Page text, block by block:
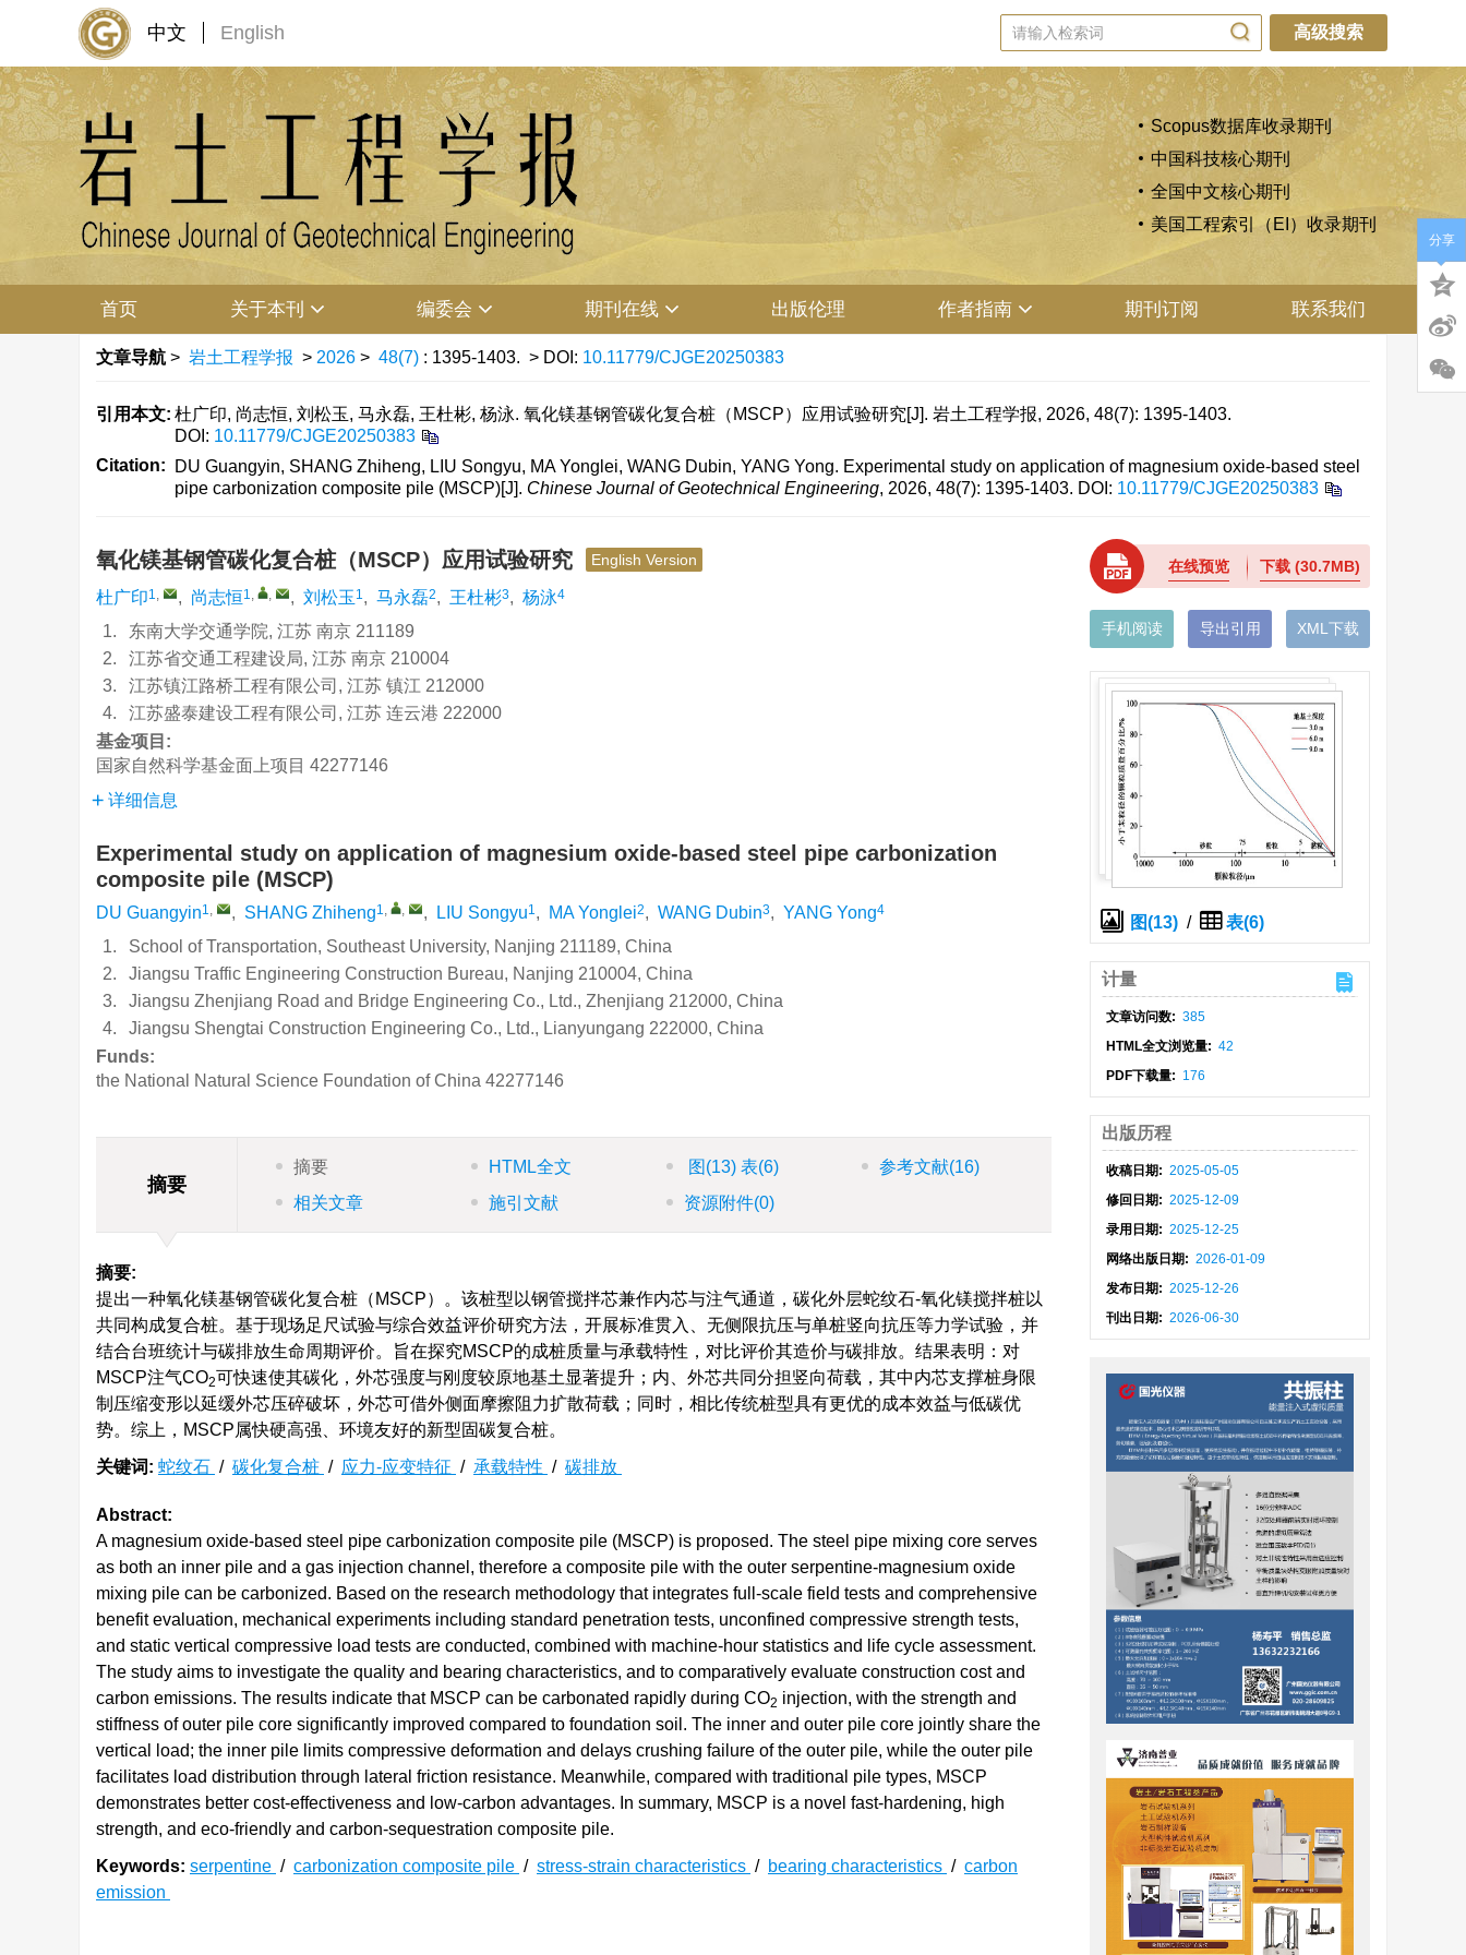
中文 English 高级搜索
Scopus数据库收录期刊
中国科技核心期刊
全国中文核心期刊
美国工程索引（EI）收录期刊
首页 关于本刊 编委会 期刊在线 出版伦理 作者指南 期刊订阅 联系我们
文章导航 > 岩土工程学报 > 2026 > 48(7) : 1395-1403. > DOI: 10.11779/CJGE20250383
引用本文: 杜广印, 尚志恒, 刘松玉, 马永磊, 王杜彬, 杨泳. 氧化镁基钢管碳化复合桩（MSCP）应用试验研究[J]. 岩土工程学报, 2026, 48(7): 1395-1403.
DOI: 10.11779/CJGE20250383
Citation:
DU Guangyin, SHANG Zhiheng, LIU Songyu, MA Yonglei, WANG Dubin, YANG Yong. Experimental study on application of magnesium oxide-based steel
pipe carbonization composite pile (MSCP)[J]. Chinese Journal of Geotechnical Engineering, 2026, 48(7): 1395-1403. DOI: 10.11779/CJGE20250383
氧化镁基钢管碳化复合桩（MSCP）应用试验研究 English Version
杜广印1, , 尚志恒1, , , 刘松玉 1, 马永磊2, 王杜彬3, 杨泳4
1.
东南大学交通学院, 江苏 南京 211189
2.
江苏省交通工程建设局, 江苏 南京 210004
3.
江苏镇江路桥工程有限公司, 江苏 镇江 212000
4.
江苏盛泰建设工程有限公司, 江苏 连云港 222000
基金项目:
国家自然科学基金面上项目 42277146
详细信息
Experimental study on application of magnesium oxide-based steel pipe carbonization
composite pile (MSCP)
DU Guangyin1, , SHANG Zhiheng1, , , LIU Songyu1, MA Yonglei2, WANG Dubin3, YANG Yong4
1.
School of Transportation, Southeast University, Nanjing 211189, China
2.
Jiangsu Traffic Engineering Construction Bureau, Nanjing 210004, China
3.
Jiangsu Zhenjiang Road and Bridge Engineering Co., Ltd., Zhenjiang 212000, China
4.
Jiangsu Shengtai Construction Engineering Co., Ltd., Lianyungang 222000, China
Funds:
the National Natural Science Foundation of China 42277146
摘要
摘要 HTML全文 图 (13) 表(6) 参考文献(16)
相关文章
施引文献 资源附件(0)
摘要:
提出一种氧化镁基钢管碳化复合桩（MSCP）。该桩型以钢管搅拌芯兼作内芯与注气通道，碳化外层蛇纹石-氧化镁搅拌桩以
共同构成复合桩。基于现场足尺试验与综合效益评价研究方法，开展标准贯入、无侧限抗压与单桩竖向抗压等力学试验，并
结合台班统计与碳排放生命周期评价。旨在探究MSCP的成桩质量与承载特性，对比评价其造价与碳排放。结果表明：对
MSCP注气CO2可快速使其碳化，外芯强度与刚度较原地基土显著提升；内、外芯共同分担竖向荷载，其中内芯支撑桩身限
制压缩变形以延缓外芯压碎破坏，外芯可借外侧面摩擦阻力扩散荷载；同时，相比传统桩型具有更优的成本效益与低碳优
势。综上，MSCP属快硬高强、环境友好的新型固碳复合桩。
关键词: 蛇纹石 / 碳化复合桩 / 应力-应变特征 / 承载特性 / 碳排放
Abstract:
A magnesium oxide-based steel pipe carbonization composite pile (MSCP) is proposed. The steel pipe mixing core serves
as both an inner pile and a gas injection channel, therefore a composite pile with the outer serpentine-magnesium oxide
mixing pile can be carbonized. Based on the research methodology that integrates full-scale field tests and comprehensive
benefit evaluation, mechanical experiments including standard penetration tests, unconfined compressive strength tests,
and static vertical compressive load tests are conducted, combined with machine-hour statistics and life cycle assessment.
The study aims to investigate the quality and bearing characteristics, and to comparatively evaluate construction cost and
carbon emissions. The results indicate that MSCP can be carbonated rapidly during CO2 injection, with the strength and
stiffness of outer pile core significantly improved compared to foundation soil. The inner and outer pile core jointly share the
vertical load; the inner pile limits compressive deformation and delays crushing failure of the outer pile, while the outer pile
facilitates load distribution through lateral friction resistance. Meanwhile, compared with traditional pile types, MSCP
demonstrates better cost-effectiveness and low-carbon advantages. In summary, MSCP is a novel fast-hardening, high
strength, and eco-friendly and carbon-sequestration composite pile.
Keywords: serpentine / carbonization composite pile / stress-strain characteristics / bearing characteristics / carbon
emission
在线预览 下载(30.7MB)
手机阅读 导出引用 XML下载
图(13) / 表(6)
计量
文章访问数: 385
HTML全文浏览量: 42
PDF下载量: 176
出版历程
收稿日期: 2025-05-05
修回日期: 2025-12-09
录用日期: 2025-12-25
网络出版日期: 2026-01-09
发布日期: 2025-12-26
刊出日期: 2026-06-30
分享